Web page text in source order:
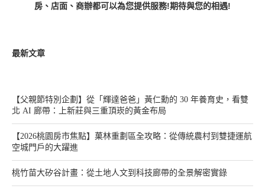
房、店面、商辦都可以為您提供服務!期待與您的相遇!
最新文章
【父親節特別企劃】從「輝達爸爸」黃仁勳的 30 年養育史，看雙
北 AI 廊帶：上新莊與三重頂崁的黃金布局
【2026桃園房市焦點】菓林重劃區全攻略：從傳統農村到雙捷運航
空城門戶的大躍進
桃竹苗大矽谷計畫：從土地人文到科技廊帶的全景解密實錄